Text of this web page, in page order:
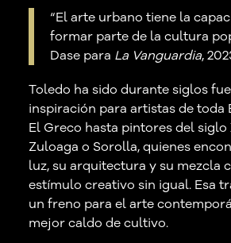
“El arte urbano tiene la
formar parte de la cultura
Dase para La Vanguardia,
Toledo ha sido durante siglos
inspiración para artistas de toda
El Greco hasta pintores del siglo
Zuloaga o Sorolla, quienes
luz, su arquitectura y su mezcla
estímulo creativo sin igual. Esa
un freno para el arte
mejor caldo de cultivo.